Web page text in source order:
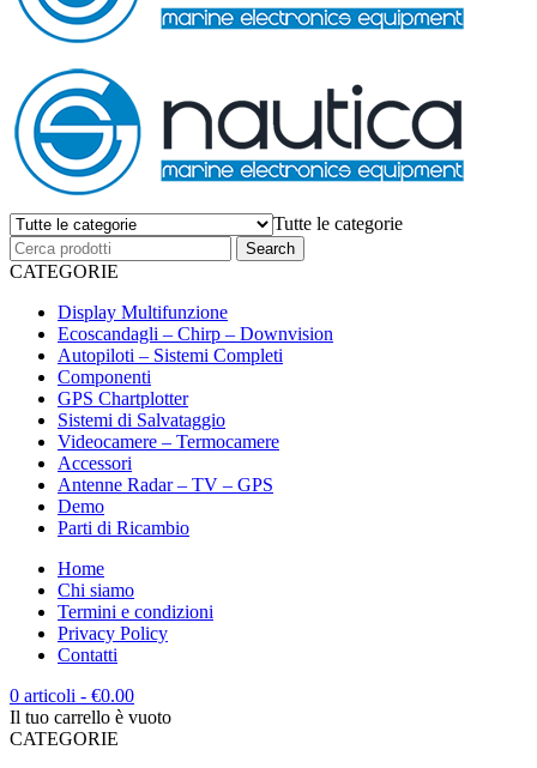
Tutte le categorie
CATEGORIE
Display Multifunzione
Ecoscandagli – Chirp – Downvision
Autopiloti – Sistemi Completi
Componenti
GPS Chartplotter
Sistemi di Salvataggio
Videocamere – Termocamere
Accessori
Antenne Radar – TV – GPS
Demo
Parti di Ricambio
Home
Chi siamo
Termini e condizioni
Privacy Policy
Contatti
0 articoli - €0.00
Il tuo carrello è vuoto
CATEGORIE